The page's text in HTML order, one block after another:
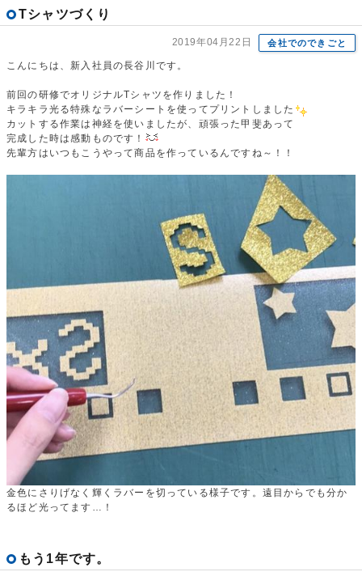
Tシャツづくり
2019年04月22日 会社でのできごと
こんにちは、新入社員の長谷川です。
前回の研修でオリジナルTシャツを作りました！
キラキラ光る特殊なラバーシートを使ってプリントしました
カットする作業は神経を使いましたが、頑張った甲斐あって
完成した時は感動ものです！
先輩方はいつもこうやって商品を作っているんですね～！！
金色にさりげなく輝くラバーを切っている様子です。遠目からでも分か
るほど光ってます…！
もう1年です。